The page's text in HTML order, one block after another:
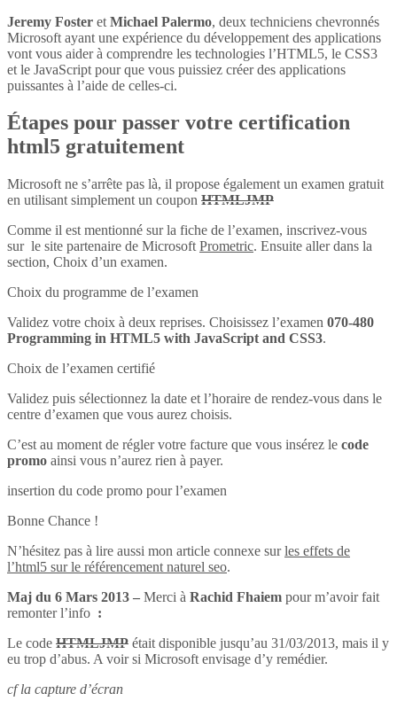
Jeremy Foster et Michael Palermo, deux techniciens chevronnés
Microsoft ayant une expérience du développement des applications
vont vous aider à comprendre les technologies l’HTML5, le CSS3
et le JavaScript pour que vous puissiez créer des applications
puissantes à l’aide de celles-ci.
Étapes pour passer votre certification
html5 gratuitement
Microsoft ne s’arrête pas là, il propose également un examen gratuit
en utilisant simplement un coupon HTMLJMP
Comme il est mentionné sur la fiche de l’examen, inscrivez-vous
sur le site partenaire de Microsoft Prometric. Ensuite aller dans la
section, Choix d’un examen.
Choix du programme de l’examen
Validez votre choix à deux reprises. Choisissez l’examen 070-480
Programming in HTML5 with JavaScript and CSS3.
Choix de l’examen certifié
Validez puis sélectionnez la date et l’horaire de rendez-vous dans le
centre d’examen que vous aurez choisis.
C’est au moment de régler votre facture que vous insérez le code
promo ainsi vous n’aurez rien à payer.
insertion du code promo pour l’examen
Bonne Chance !
N’hésitez pas à lire aussi mon article connexe surles effets de
l’html5 sur le référencement naturel seo.
Maj du 6 Mars 2013 – Merci à Rachid Fhaiem pour m’avoir fait
remonter l’info :
Le code HTMLJMP était disponible jusqu’au 31/03/2013, mais il y
eu trop d’abus. A voir si Microsoft envisage d’y remédier.
cf la capture d’écran